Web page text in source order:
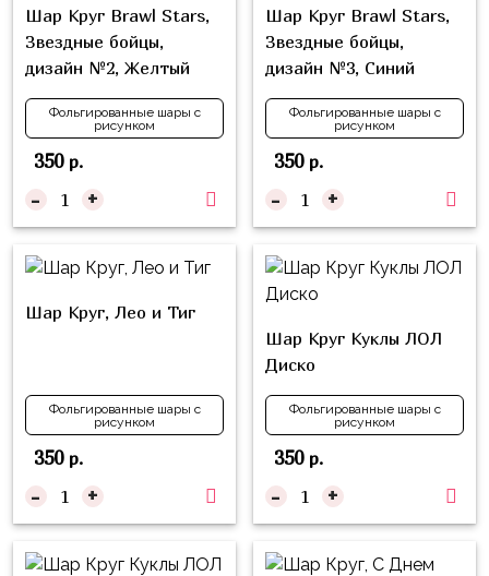
Шар Круг Brawl Stars,
Звездные бойцы,
дизайн №2, Желтый
Фольгированные шары с
рисунком
350р.
- +
Шар Круг Brawl Stars,
Звездные бойцы,
дизайн №3, Синий
Фольгированные шары с
рисунком
350р.
- +
Шар Круг, Лео и Тиг
Фольгированные шары с
рисунком
350р.
- +
Шар Круг Куклы ЛОЛ
Диско
Фольгированные шары с
рисунком
350р.
- +
91
см
Фольгированные
шары
с
рисунком
Фольгированные
фигуры
Готовые
из
Шары
с
Свадьба
Мальчик
или
Девочка
Лёва
Свинка
Смешарики/
Малышарики
Холодное
Мой
Маленький
Пони
Буба
Лунтик
Чебурашка
ниндзя